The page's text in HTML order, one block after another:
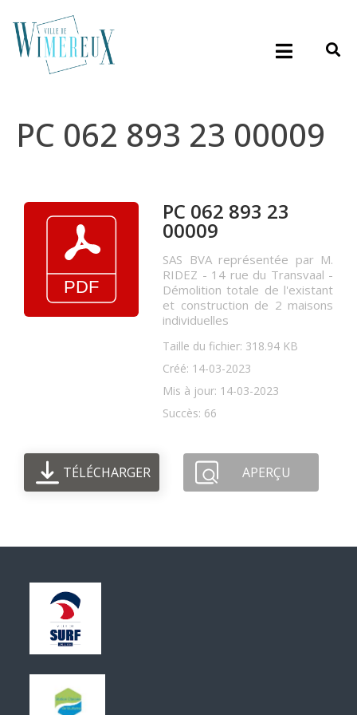
PC 062 893 23 00009
PC 062 893 23
00009
SAS BVA représentée par M.
RIDEZ - 14 rue du Transvaal -
Démolition totale de l'existant
et construction de 2 maisons
individuelles
Taille du fichier: 318.94 KB
Créé: 14-03-2023
Mis à jour: 14-03-2023
Succès: 66
TÉLÉCHARGER APERÇU